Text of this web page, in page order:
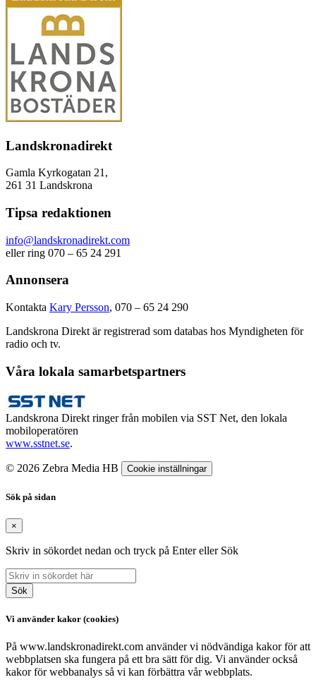
Landskronadirekt
Gamla Kyrkogatan 21,
261 31 Landskrona
Tipsa redaktionen
info@landskronadirekt.com
eller ring 070 – 65 24 291
Annonsera
Kontakta Kary Persson, 070 – 65 24 290
Landskrona Direkt är registrerad som databas hos Myndigheten för
radio och tv.
Våra lokala samarbetspartners
Landskrona Direkt ringer från mobilen via SST Net, den lokala
mobiloperatören
www.sstnet.se.
© 2026 Zebra Media HB Cookie inställningar
Sök på sidan
×
Skriv in sökordet nedan och tryck på Enter eller Sök
Sök
Vi använder kakor (cookies)
På www.landskronadirekt.com använder vi nödvändiga kakor för att
webbplatsen ska fungera på ett bra sätt för dig. Vi använder också
kakor för webbanalys så vi kan förbättra vår webbplats.